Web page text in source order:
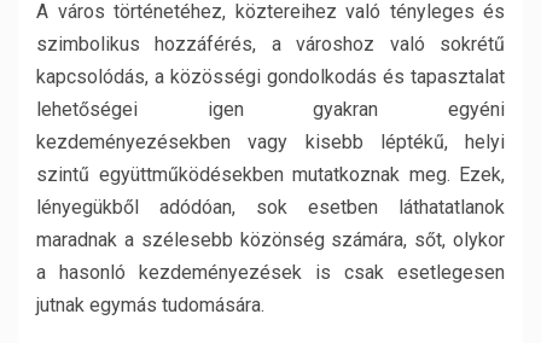
A város történetéhez, köztereihez való tényleges és
szimbolikus hozzáférés, a városhoz való sokrétű
kapcsolódás, a közösségi gondolkodás és tapasztalat
lehetőségei igen gyakran egyéni
kezdeményezésekben vagy kisebb léptékű, helyi
szintű együttműködésekben mutatkoznak meg. Ezek,
lényegükből adódóan, sok esetben láthatatlanok
maradnak a szélesebb közönség számára, sőt, olykor
a hasonló kezdeményezések is csak esetlegesen
jutnak egymás tudomására.